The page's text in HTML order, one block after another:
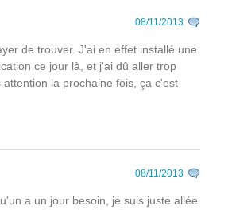
08/11/2013
de trouver. J'ai en effet installé une
ce jour là, et j'ai dû aller trop
la prochaine fois, ça c'est
08/11/2013
a un jour besoin, je suis juste allée